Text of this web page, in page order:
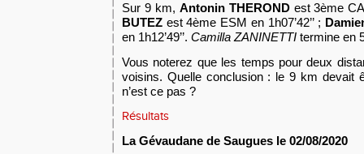
Sur 9 km, Antonin THERONDest 3ème
BUTEZ est 4ème ESM en 1h07’42’’ ;
en 1h12’49’’. Camilla ZANINETTI termine en
Vous noterez que les temps pour deux
voisins. Quelle conclusion : le 9 km devait
n’est ce pas ?
Résultats
La Gévaudane de Saugues le 02/08/2020